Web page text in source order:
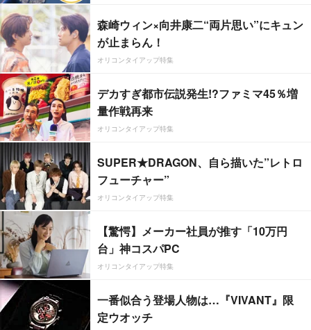
森崎ウィン×向井康二“両片思い”にキュン
が止まらん！
オリコンタイアップ特集
デカすぎ都市伝説発生!?ファミマ45％増
量作戦再来
オリコンタイアップ特集
SUPER★DRAGON、自ら描いた”レトロ
フューチャー”
オリコンタイアップ特集
【驚愕】メーカー社員が推す「10万円
台」神コスパPC
オリコンタイアップ特集
一番似合う登場人物は…『VIVANT』限
定ウオッチ